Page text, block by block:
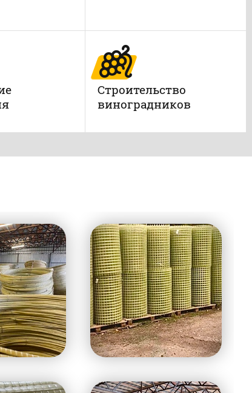
Строительство
виноградников